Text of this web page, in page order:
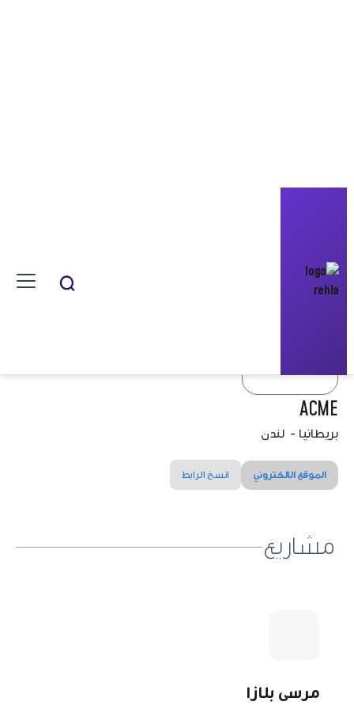
ACME
بريطانيا -لندن
انسخ الرابط الموقع الالكتروني
مشاريع
مرسى بلازا